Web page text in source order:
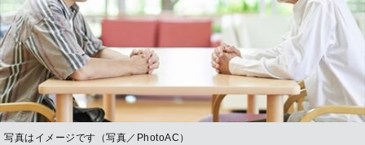
写真はイメージです（写真／PhotoAC）